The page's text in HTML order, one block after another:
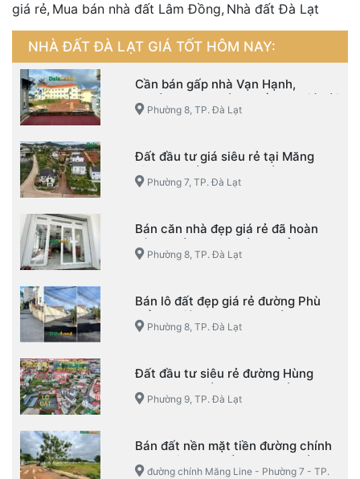
giá rẻ, Mua bán nhà đất Lâm Đồng, Nhà đất Đà Lạt
NHÀ ĐẤT ĐÀ LẠT GIÁ TỐT HÔM NAY:
Cần bán gấp nhà Vạn Hạnh,
Phường 8, TP. Đà Lạt đầu tư giá hời
Phường 8, TP. Đà Lạt
Đất đầu tư giá siêu rẻ tại Măng
Line – Phường 7 – TP. Đà Lạt
Phường 7, TP. Đà Lạt
Bán căn nhà đẹp giá rẻ đã hoàn
công đường Võ Trường Toản –
Phường 8 – TP. Đà Lạt
Phường 8, TP. Đà Lạt
Bán lô đất đẹp giá rẻ đường Phù
Đổng Thiên Vương – Phường 8 –
TP. Đà Lạt
Phường 8, TP. Đà Lạt
Đất đầu tư siêu rẻ đường Hùng
Vương – Phường 9 – TP. Đà Lạt
Phường 9, TP. Đà Lạt
Bán đất nền mặt tiền đường chính
Măng Line – Phường 7 – TP. Đà Lạt
đường chính Măng Line - Phường 7 - TP.